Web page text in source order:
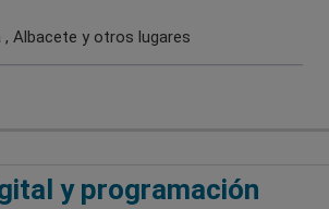
, Albacete y otros lugares
y programación